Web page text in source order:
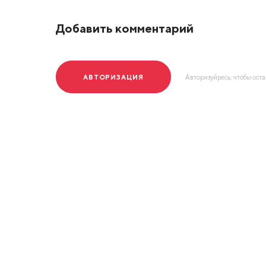
Добавить комментарий
АВТОРИЗАЦИЯ Авторизуйресь, чтобы